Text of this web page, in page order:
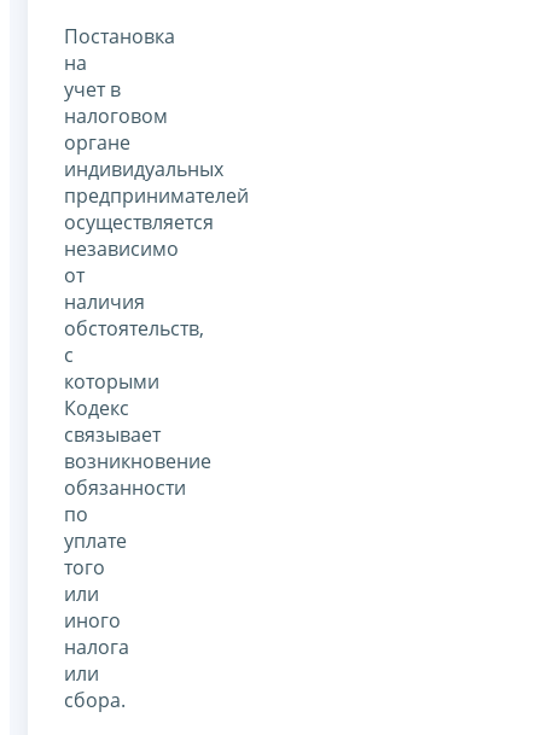
Постановка
на
учет в
налоговом
органе
индивидуальных
предпринимателей
осуществляется
независимо
от
наличия
обстоятельств,
с
которыми
Кодекс
связывает
возникновение
обязанности
по
уплате
того
или
иного
налога
или
сбора.